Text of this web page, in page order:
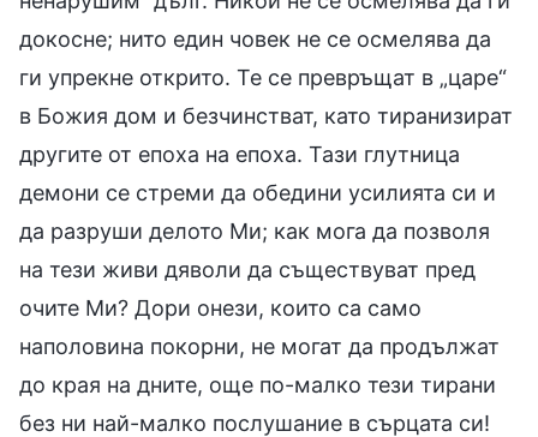
докосне; нито един човек не се осмелява да
ги упрекне открито. Те се превръщат в „царе“
в Божия дом и безчинстват, като тиранизират
другите от епоха на епоха. Тази глутница
демони се стреми да обедини усилията си и
да разруши делото Ми; как мога да позволя
на тези живи дяволи да съществуват пред
очите Ми? Дори онези, които са само
наполовина покорни, не могат да продължат
до края на дните, още по-малко тези тирани
без ни най-малко послушание в сърцата си!